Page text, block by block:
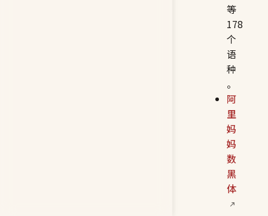
等
178
个
语
种
。
阿
里
妈
妈
数
黑
体